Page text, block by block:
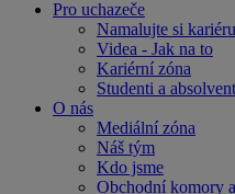
Pro uchazeče
Namalujte si
Videa - Jak na to
Kariérní zóna
Studenti a
O nás
Mediální zóna
Náš tým
Kdo jsme
Obchodní komory